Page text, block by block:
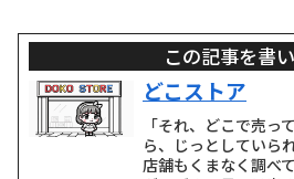
この記事を書
どこストア
「それ、どこで売っ
ら、じっとしていら
店舗もくまなく調べ